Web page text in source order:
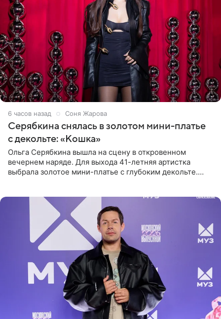
6 часов назад Соня Жарова
Серябкина снялась в золотом мини-платье
с декольте: «Кошка»
Ольга Серябкина вышла на сцену в откровенном
вечернем наряде. Для выхода 41-летняя артистка
выбрала золотое мини-платье с глубоким декольте.